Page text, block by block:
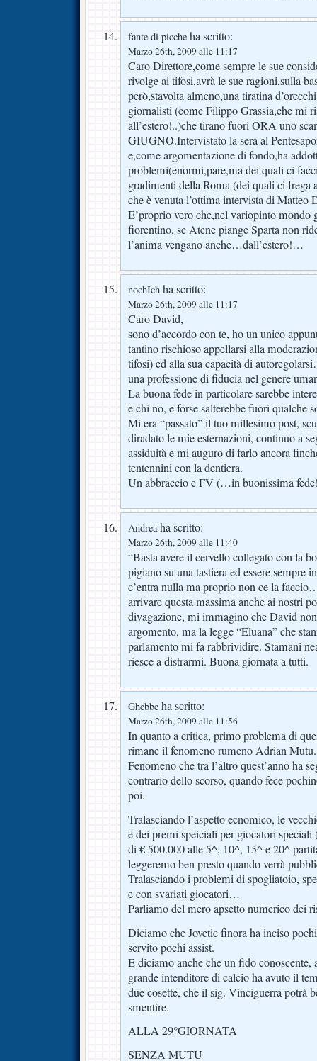
fante di picche ha scritto:
Marzo 26th, 2009 alle 11:17
Caro Direttore,come sempre le sue
rivolge ai tifosi,avrà le sue ragioni,sulla
però,stavolta almeno,una tiratina
giornalisti (come Filippo Grassia,che mi
all’estero!..)che tirano fuori ORA uno
GIUGNO.Intervistato la sera al
e,come argomentazione di fondo,ha
problemi(enormi,pare,ma dei quali ci
gradimenti della Roma (dei quali ci frega
che è venuta l’ottima intervista di Matteo
E’proprio vero che,nel variopinto mondo
fiorentino, se Atene piange Sparta non
l’anima vengano anche…dall’estero!…
nochIch ha scritto:
Marzo 26th, 2009 alle 11:17
Caro David,
sono d’accordo con te, ho un unico
tantino rischioso appellarsi alla
tifosi) ed alla sua capacità di
una professione di fiducia nel genere
La buona fede in particolare sarebbe
e chi no, e forse salterebbe fuori qualche
Mi era “passato” il tuo millesimo post,
diradato le mie esternazioni, continuo a
assiduità e mi auguro di farlo ancora
tentennini con la dentiera.
Un abbraccio e FV (…in buonissima
Andreaha scritto:
Marzo 26th, 2009 alle 11:40
“Basta avere il cervello collegato con la
pigiano su una tastiera ed essere sempre
c’entra nulla ma proprio non ce la
arrivare questa massima anche ai nostri
divagazione, mi immagino che David
argomento, ma la legge “Eluana” che
parlamento mi fa rabbrividire. Stamani
riesce a distrarmi. Buona giornata a tutti.
Ghebbe ha scritto:
Marzo 26th, 2009 alle 11:56
In quanto a critica, primo problema di
rimane il fenomeno rumeno Adrian Mutu.
Fenomeno che tra l’altro quest’anno ha
contrario dello scorso, quando fece
poi.
Tralasciando l’aspetto ecnomico, le
e dei premi speiciali per giocatori
di € 500.000 alle 5^, 10^, 15^ e 20^
leggeremo ben presto quando verrà
Tralasciando i problemi di spogliatoio,
e con svariati giocatori…
Parliamo del mero apsetto numerico dei
Diciamo che Jovetic finora ha inciso
servito pochi assist.
E diciamo anche che un fido conoscente,
grande intenditore di calcio ha avuto il
due cosette, che il sig. Vinciguerra potrà
smentire.
ALLA 29°GIORNATA
SENZA MUTU